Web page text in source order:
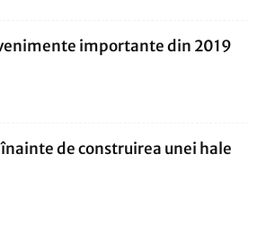
importante din 2019
înainte de construirea unei hale